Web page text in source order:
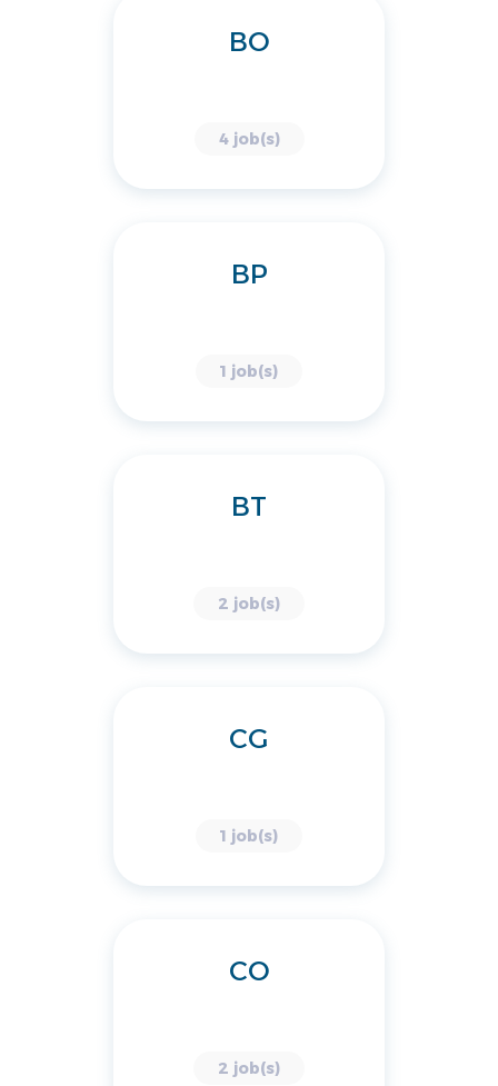
BO
4 job(s)
BP
1 job(s)
BT
2 job(s)
CG
1 job(s)
CO
2 job(s)